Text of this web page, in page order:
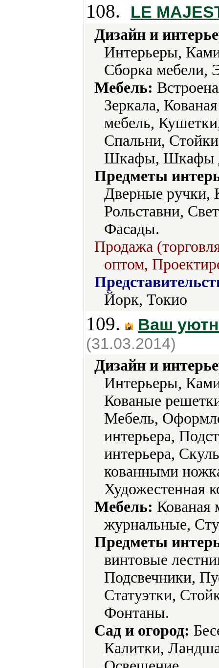
108. LE
Дизайн и
Интерьеры,
Сборка мебели,
Мебель:
Зеркала,
мебель,
Спальни,
Шкафы, Шкафы
Предметы
Дверные ручки,
Рольставни,
Фасады.
Продажа
оптом,
Йорк, Токио
109. Ваш
(31.03.2014)
Дизайн и
Интерьеры,
Кованые
Мебель,
интерьера,
интерьера,
кованными
Художестенная
Мебель: Кованая
журнальные,
Предметы
винтовые
Подсвечники,
Статуэтки,
Фонтаны.
Сад и огород:
Калитки,